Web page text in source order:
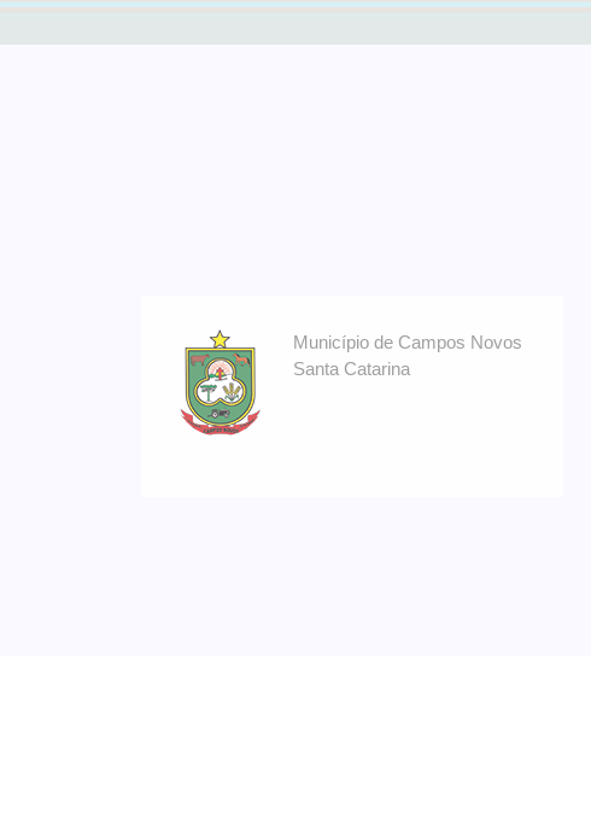
Município de Campos Novos
Santa Catarina